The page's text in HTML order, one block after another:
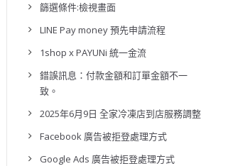
篩選條件:檢視畫面
LINE Pay money 預先申請流程
1shop x PAYUNi 統一金流
錯誤訊息：付款金額和訂單金額不一
致。
2025年6月9日 全家冷凍店到店服務調整
Facebook 廣告被拒登處理方式
Google Ads 廣告被拒登處理方式